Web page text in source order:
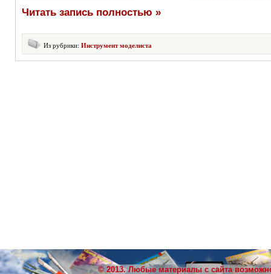
Читать запись полностью »
Из рубрики: Инструмент моделиста
© 2013. Любые материалы с сайта